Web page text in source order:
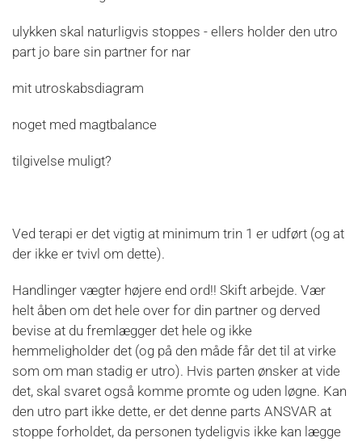
ulykken skal naturligvis stoppes - ellers holder den utro
part jo bare sin partner for nar
mit utroskabsdiagram
noget med magtbalance
tilgivelse muligt?
Ved terapi er det vigtig at minimum trin 1 er udført (og at
der ikke er tvivl om dette).
Handlinger vægter højere end ord!! Skift arbejde. Vær
helt åben om det hele over for din partner og derved
bevise at du fremlægger det hele og ikke
hemmeligholder det (og på den måde får det til at virke
som om man stadig er utro). Hvis parten ønsker at vide
det, skal svaret også komme promte og uden løgne. Kan
den utro part ikke dette, er det denne parts ANSVAR at
stoppe forholdet, da personen tydeligvis ikke kan lægge